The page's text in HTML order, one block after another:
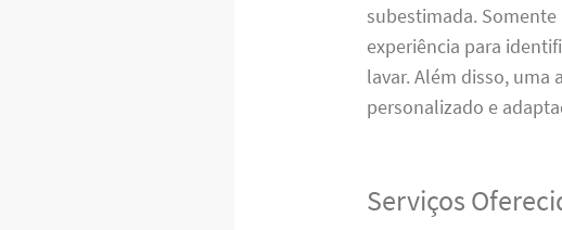
subestimada.
experiência para
lavar. Além disso, uma
personalizado e
Serviços